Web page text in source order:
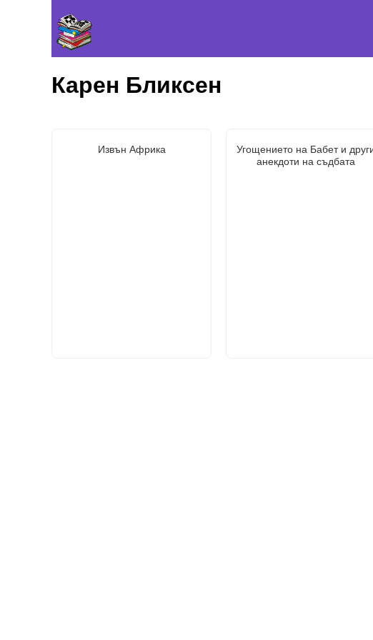
Карен Бликсен
Извън Африка
Угощението на Бабет и
анекдоти на съдбата